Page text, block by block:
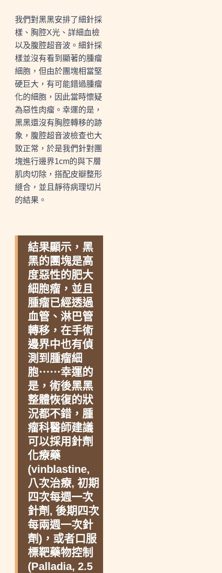
我們對黑黑安排了細針採
樣、胸腔X光、詳細血檢
以及腹腔超音波。細針採
樣並沒有看到顯著的腫瘤
細胞，但由於團塊相當堅
硬巨大，有可能錯過腫瘤
化的細胞，因此當時懷疑
為惡性肉瘤。幸運的是，
黑黑還沒有胸腔轉移的跡
象，腹腔超音波檢查也大
致正常，於是我們針對團
塊進行邊界1cm的與下層
肌肉切除，搭配皮瓣整形
縫合，並且靜待病理切片
的結果。
結果顯示，黑
黑的團塊是高
度惡性的肥大
細胞瘤，並且
腫瘤已經透過
血管、淋巴管
轉移，在手術
邊界中也有偵
測到腫瘤細
胞⋯⋯幸運的
是，術後黑黑
整體恢復的狀
況都不錯，腫
瘤科醫師建議
可以採用針劑
化療藥
(vinblastine,
八次治療, 初期
四次每週一次
針劑, 後期四次
每兩週一次針
劑)，或者口服
標靶藥物控制
(Palladia, 2.5